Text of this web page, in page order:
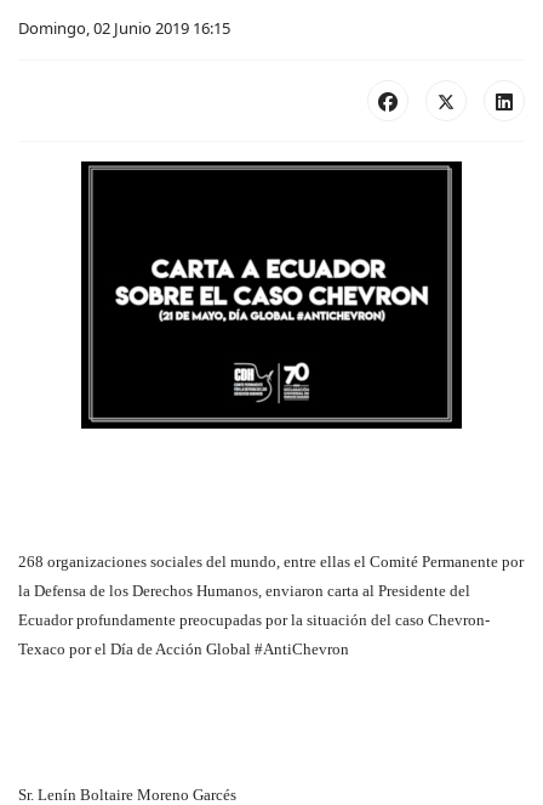
Domingo, 02 Junio 2019 16:15
268 organizaciones sociales del mundo, entre ellas el Comité Permanente por
la Defensa de los Derechos Humanos, enviaron carta al Presidente del
Ecuador profundamente preocupadas por la situación del caso Chevron-
Texaco por el Día de Acción Global #AntiChevron
Sr. Lenín Boltaire Moreno Garcés